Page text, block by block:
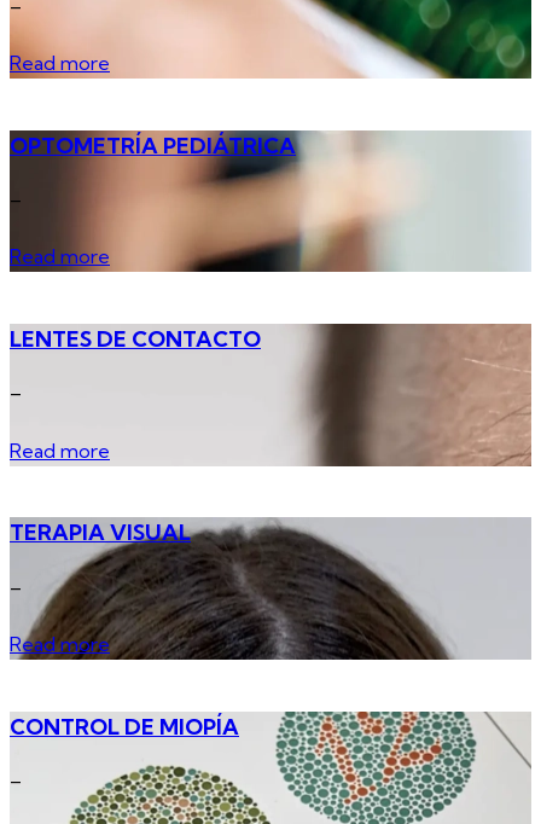
Read more
OPTOMETRÍA PEDIÁTRICA
_
Read more
LENTES DE CONTACTO
_
Read more
TERAPIA VISUAL
Read more
CONTROL DE MIOPÍA
_